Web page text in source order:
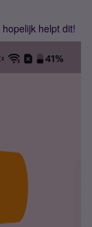
helpt dit!